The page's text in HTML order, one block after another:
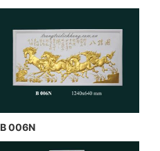
B 006N